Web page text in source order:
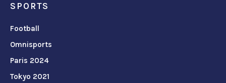
SPORTS
Football
Omnisports
Paris 2024
Tokyo 2021